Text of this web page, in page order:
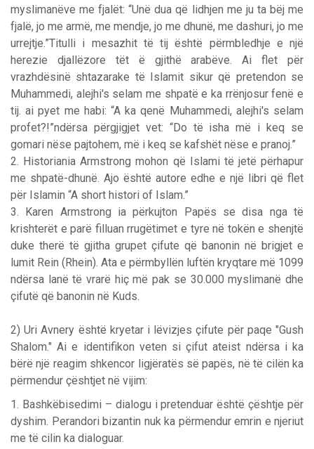
myslimanëve me fjalët: “Unë dua që lidhjen me ju ta bëj me
fjalë, jo me armë, me mendje, jo me dhunë, me dashuri, jo me
urrejtje.”Titulli i mesazhit të tij është përmbledhje e një
herezie djallëzore tët ë gjithë arabëve. Ai flet për
vrazhdësinë shtazarake të Islamit sikur që pretendon se
Muhammedi, alejhi's selam me shpatë e ka rrënjosur fenë e
tij. ai pyet me habi: “A ka qenë Muhammedi, alejhi's selam
profet?!”ndërsa përgjigjet vet: “Do të isha më i keq se
gomari nëse pajtohem, më i keq se kafshët nëse e pranoj.”
2. Historiania Armstrong mohon që Islami të jetë përhapur
me shpatë-dhunë. Ajo është autore edhe e një libri që flet
për Islamin “A short histori of Islam.”
3. Karen Armstrong ia përkujton Papës se disa nga të
krishterët e parë filluan rrugëtimet e tyre në tokën e shenjtë
duke therë të gjitha grupet çifute që banonin në brigjet e
lumit Rein (Rhein). Ata e përmbyllën luftën kryqtare më 1099
ndërsa lanë të vrarë hiç më pak se 30.000 myslimanë dhe
çifutë që banonin në Kuds.
2) Uri Avnery është kryetar i lëvizjes çifute për paqe "Gush
Shalom." Ai e identifikon veten si çifut ateist ndërsa i ka
bërë një reagim shkencor ligjëratës së papës, në të cilën ka
përmendur çështjet në vijim:
1. Bashkëbisedimi – dialogu i pretenduar është çështje për
dyshim. Perandori bizantin nuk ka përmendur emrin e njeriut
me të cilin ka dialoguar.